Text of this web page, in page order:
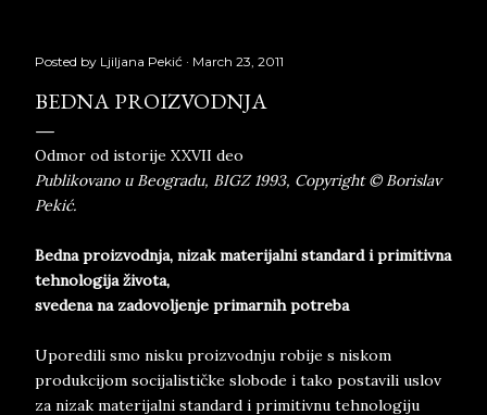
Posted by Ljiljana Pekić March 23, 2011
BEDNA PROIZVODNJA
Odmor od istorije XXVII deo
Publikovano u Beogradu, BIGZ 1993, Copyright © Borislav
Pekić.
Bedna proizvodnja, nizak materijalni standard i primitivna
tehnologija života,
svedena na zadovoljenje primarnih potreba
Uporedili smo nisku proizvodnju robije s niskom
produkcijom socijalističke slobode i tako postavili uslov
za nizak materijalni standard i primitivnu tehnologiju